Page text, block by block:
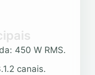
450 W RMS.
canais.